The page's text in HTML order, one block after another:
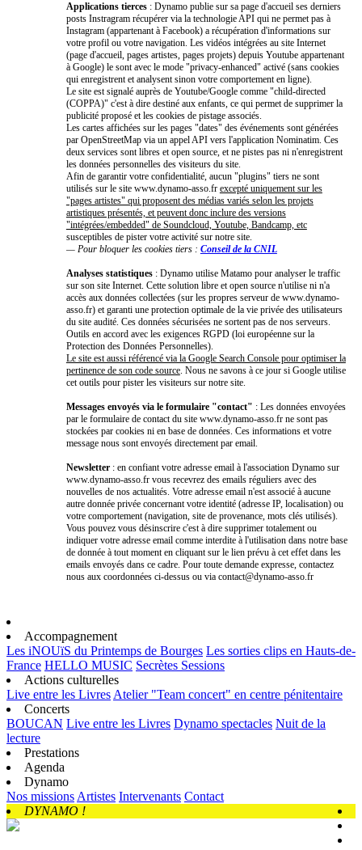
Applications tierces : Dynamo publie sur sa page d'accueil ses derniers
posts Instragram récupérer via la technologie API qui ne permet pas à
Instagram (appartenant à Facebook) a récupération d'informations sur
votre profil ou votre navigation. Les vidéos intégrées au site Internet
(page d'accueil, pages artistes, pages projets) depuis Youtube appartenant
à Google) le sont avec le mode "privacy-enhanced" activé (sans cookies
qui enregistrent et analysent sinon votre comportement en ligne).
Le site est signalé auprès de Youtube/Google comme "child-directed
(COPPA)" c'est à dire destiné aux enfants, ce qui permet de supprimer la
publicité proposé et les cookies de pistage associés.
Les cartes affichées sur les pages "dates" des événements sont générées
par OpenStreetMap via un appel API vers l'application Nominatim. Ces
deux services sont libres et open source, et ne pistes pas ni n'enregistrent
les données personnelles des visiteurs du site.
Afin de garantir votre confidentialité, aucun "plugins" tiers ne sont
utilisés sur le site www.dynamo-asso.fr excepté uniquement sur les
"pages artistes" qui proposent des médias variés selon les projets
artistiques présentés, et peuvent donc inclure des versions
"intégrées/embedded" de Soundcloud, Youtube, Bandcamp, etc
susceptibles de pister votre activité sur notre site.
— Pour bloquer les cookies tiers : Conseil de la CNIL
Analyses statistiques : Dynamo utilise Matamo pour analyser le traffic
sur son site Internet. Cette solution libre et open source n'utilise ni n'a
accès aux données collectées (sur les propres serveur de www.dynamo-
asso.fr) et garanti une protection optimale de la vie privée des utilisateurs
du site audité. Ces données sécurisées ne sortent pas de nos serveurs.
Outils en accord avec les exigences RGPD (loi européenne sur la
Protection des Données Personnelles).
Le site est aussi référencé via la Google Search Console pour optimiser la
pertinence de son code source. Nous ne savons à ce jour si Google utilise
cet outils pour pister les visiteurs sur notre site.
Messages envoyés via le formulaire "contact" : Les données envoyées
par le formulaire de contact du site www.dynamo-asso.fr ne sont pas
stockées par cookies ni en base de données. Ces informations et votre
message nous sont envoyés directement par email.
Newsletter : en confiant votre adresse email à l'association Dynamo sur
www.dynamo-asso.fr vous recevrez des emails réguliers avec des
nouvelles de nos actualités. Votre adresse email n'est associé à aucune
autre donnée privée concernant votre identité (adresse IP, localisation) ou
votre comportement (navigation, site de provenance, mots clés utilisés).
Vous pouvez vous désinscrire c'est à dire supprimer totalement ou
indiquer votre adresse email comme interdite à l'utilisation dans notre base
de donnée à tout moment en cliquant sur le lien prévu à cet effet dans les
emails envoyés dans ce cadre. Pour toute demande expresse, contactez
nous aux coordonnées ci-dessus ou via contact@dynamo-asso.fr
Accompagnement
Les iNOUïS du Printemps de Bourges Les sorties clips en Hauts-de-
France HELLO MUSIC Secrètes Sessions
Actions culturelles
Live entre les Livres Atelier "Team concert" en centre pénitentaire
Concerts
BOUCAN Live entre les Livres Dynamo spectacles Nuit de la
lecture
Prestations
Agenda
Dynamo
Nos missions Artistes Intervenants Contact
DYNAMO !